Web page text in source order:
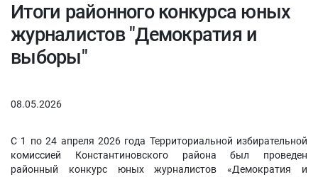
Итоги районного конкурса юных
журналистов "Демократия и
выборы"
08.05.2026
С 1 по 24 апреля 2026 года Территориальной избирательной
комиссией Константиновского района был проведен
районный конкурс юных журналистов «Демократия и